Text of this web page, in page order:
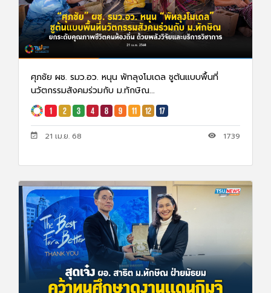
ศุภชัย ผช. รมว.อว. หนุน พัทลุงโมเดล ชูต้นแบบพื้นที่
นวัตกรรมสังคมร่วมกับ ม.ทักษิณ...
21 เม.ย. 68 1739